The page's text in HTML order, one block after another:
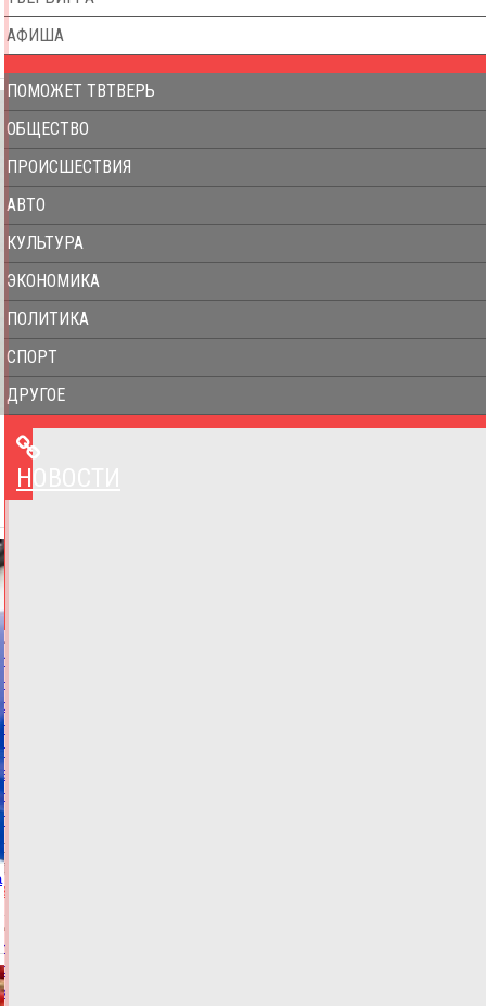
АФИША
ПОМОЖЕТ ТВТВЕРЬ
ОБЩЕСТВО
ПРОИСШЕСТВИЯ
АВТО
КУЛЬТУРА
ЭКОНОМИКА
ПОЛИТИКА
СПОРТ
ДРУГОЕ
НОВОСТИ
Нарколог
назвал
самое
тяжелое
последствие
алкоголя
для
психики
Сегодня:
15:03
ФОТО
ЗДОРОВЬЕ
Юрист
объяснила,
когда